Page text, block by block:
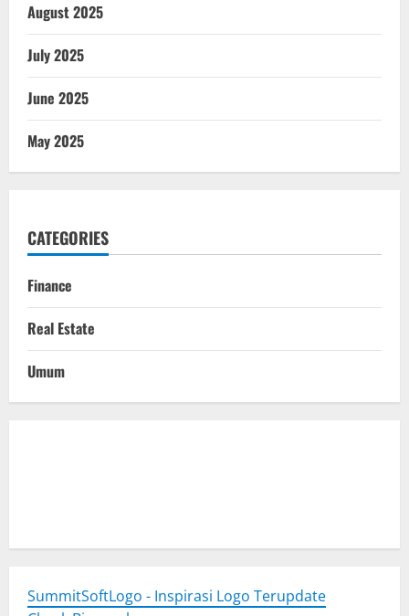
August 2025
July 2025
June 2025
May 2025
CATEGORIES
Finance
Real Estate
Umum
SummitSoftLogo - Inspirasi Logo Terupdate